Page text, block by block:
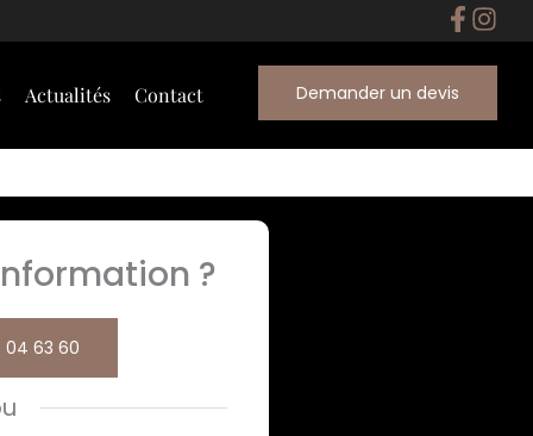
Actualités Contact Demander un devis
?
04 63 60